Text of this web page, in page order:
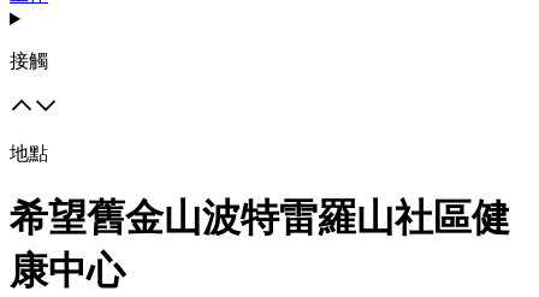
接觸
地點
希望舊金山波特雷羅山社區健
康中心